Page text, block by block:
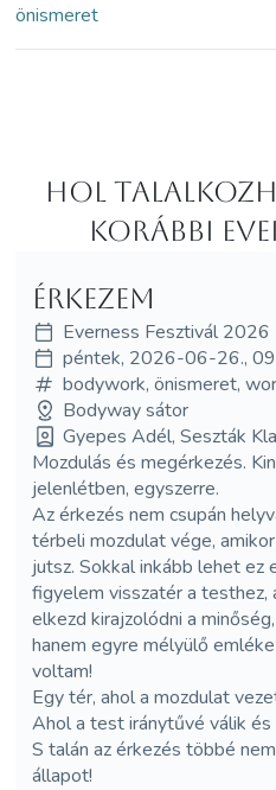
önismeret
Hol
korábbi
Érkezem
Everness Fesztivál 2026
péntek, 2026-06-26.,
bodywork, önismeret,
Bodyway sátor
Gyepes Adél, Seszták
Mozdulás és megérkezés.
jelenlétben, egyszerre.
Az érkezés nem csupán
térbeli mozdulat vége,
jutsz. Sokkal inkább lehet ez
figyelem visszatér a testhez,
elkezd kirajzolódni a
hanem egyre mélyülő
voltam!
Egy tér, ahol a mozdulat
Ahol a test iránytűvé válik
S talán az érkezés többé
állapot!